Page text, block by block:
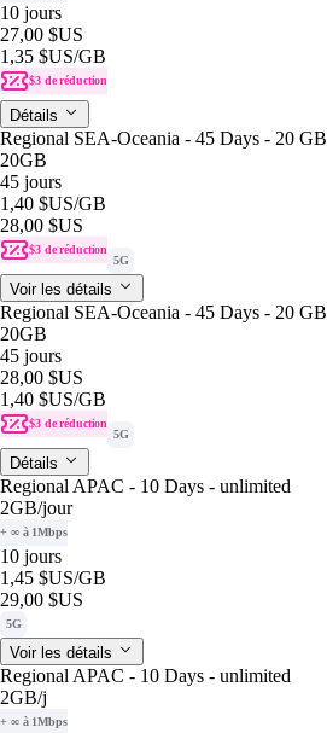
10 jours
27,00 $US
1,35 $US/GB
$3 de réduction
Détails
Regional SEA-Oceania - 45 Days - 20 GB
20GB
45 jours
1,40 $US/GB
28,00 $US
$3 de réduction
5G
Voir les détails
Regional SEA-Oceania - 45 Days - 20 GB
20GB
45 jours
28,00 $US
1,40 $US/GB
$3 de réduction
5G
Détails
Regional APAC - 10 Days - unlimited
2GB/jour
+ ∞ à 1Mbps
10 jours
1,45 $US/GB
29,00 $US
5G
Voir les détails
Regional APAC - 10 Days - unlimited
2GB/j
+ ∞ à 1Mbps